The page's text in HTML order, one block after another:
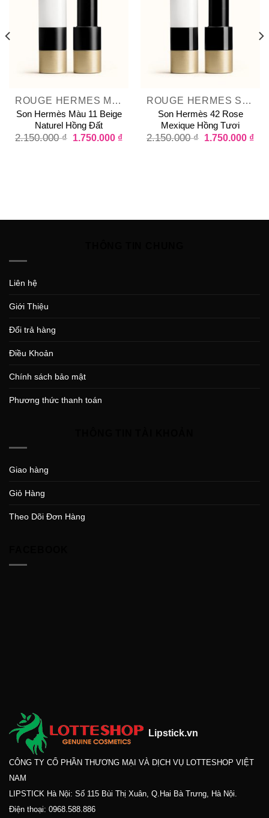
ROUGE HERMES MATTE LIPSTICK
Son Hermès Màu 11 Beige
Naturel Hồng Đất
2.150.000₫ 1.750.000 ₫
ROUGE HERMES SATIN LIPSTICK
Son Hermès 42 Rose
Mexique Hồng Tươi
2.150.000₫ 1.750.000 ₫
Liên hệ
Giới Thiệu
Đổi trả hàng
Điều Khoản
Chính sách bảo mật
Phương thức thanh toán
Giao hàng
Giỏ Hàng
Theo Dõi Đơn Hàng
Lipstick.vn
CÔNG TY CỔ PHẦN THƯƠNG MẠI VÀ DỊCH VỤ LOTTESHOP VIỆT
NAM
LIPSTICK Hà Nội: Số 115 Bùi Thị Xuân, Q.Hai Bà Trưng, Hà Nội.
Điện thoại: 0968.588.886